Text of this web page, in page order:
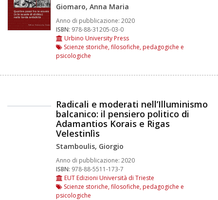
Giomaro, Anna Maria
Anno di pubblicazione: 2020
ISBN: 978-88-31205-03-0
Urbino University Press
Scienze storiche, filosofiche, pedagogiche e
psicologiche
Radicali e moderati nell’Illuminismo
balcanico: il pensiero politico di
Adamantios Korais e Rigas
Velestinlìs
Stamboulis, Giorgio
Anno di pubblicazione: 2020
ISBN: 978-88-5511-173-7
EUT Edizioni Università di Trieste
Scienze storiche, filosofiche, pedagogiche e
psicologiche